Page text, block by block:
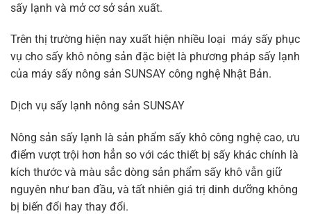
sấy lạnh và mở cơ sở sản xuất.
Trên thị trường hiện nay xuất hiện nhiều loại máy sấy phục
vụ cho sấy khô nông sản đặc biệt là phương pháp sấy lạnh
của máy sấy nông sản SUNSAY công nghệ Nhật Bản.
Dịch vụ sấy lạnh nông sản SUNSAY
Nông sản sấy lạnh là sản phẩm sấy khô công nghệ cao, ưu
điểm vượt trội hơn hẳn so với các thiết bị sấy khác chính là
kích thước và màu sắc dòng sản phẩm sấy khô vẫn giữ
nguyên như ban đầu, và tất nhiên giá trị dinh dưỡng không
bị biến đổi hay thay đổi.